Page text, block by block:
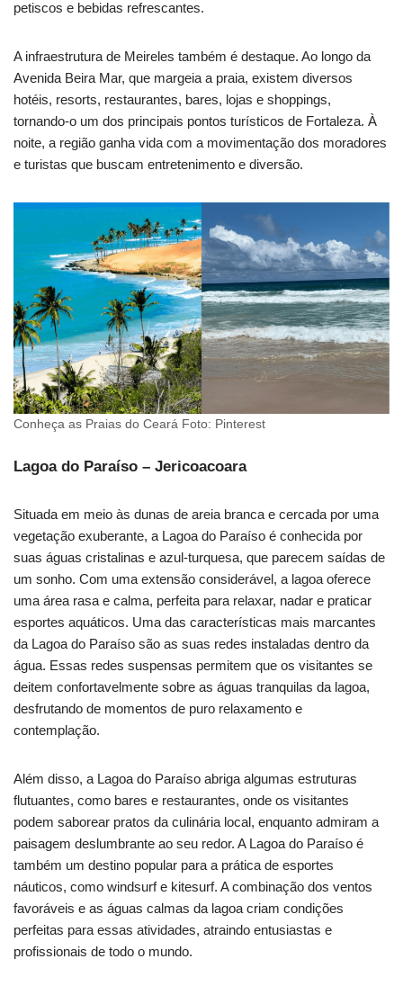
petiscos e bebidas refrescantes.
A infraestrutura de Meireles também é destaque. Ao longo da
Avenida Beira Mar, que margeia a praia, existem diversos
hotéis, resorts, restaurantes, bares, lojas e shoppings,
tornando-o um dos principais pontos turísticos de Fortaleza. À
noite, a região ganha vida com a movimentação dos moradores
e turistas que buscam entretenimento e diversão.
Conheça as Praias do Ceará Foto: Pinterest
Lagoa do Paraíso – Jericoacoara
Situada em meio às dunas de areia branca e cercada por uma
vegetação exuberante, a Lagoa do Paraíso é conhecida por
suas águas cristalinas e azul-turquesa, que parecem saídas de
um sonho. Com uma extensão considerável, a lagoa oferece
uma área rasa e calma, perfeita para relaxar, nadar e praticar
esportes aquáticos. Uma das características mais marcantes
da Lagoa do Paraíso são as suas redes instaladas dentro da
água. Essas redes suspensas permitem que os visitantes se
deitem confortavelmente sobre as águas tranquilas da lagoa,
desfrutando de momentos de puro relaxamento e
contemplação.
Além disso, a Lagoa do Paraíso abriga algumas estruturas
flutuantes, como bares e restaurantes, onde os visitantes
podem saborear pratos da culinária local, enquanto admiram a
paisagem deslumbrante ao seu redor. A Lagoa do Paraíso é
também um destino popular para a prática de esportes
náuticos, como windsurf e kitesurf. A combinação dos ventos
favoráveis e as águas calmas da lagoa criam condições
perfeitas para essas atividades, atraindo entusiastas e
profissionais de todo o mundo.